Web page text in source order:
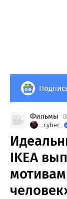
Фильмы
_cyber_
IKEA